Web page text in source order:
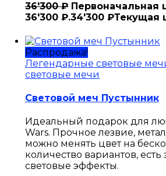
36'300₽ Первоначальная
36'300 ₽.34'300 ₽Текущая
Распродажа!
Легендарные световые
световые мечи
Световой меч Пустынник
Идеальный подарок для
Wars. Прочное лезвие,
можно менять цвет на
количество вариантов, есть
световые эффекты.